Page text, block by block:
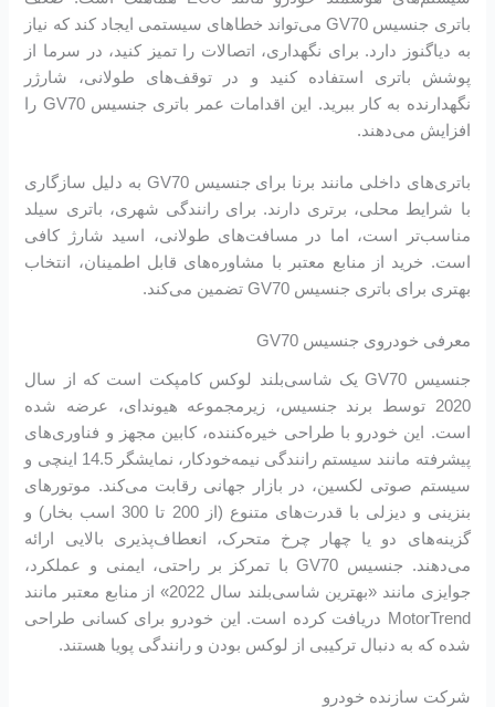
باتری جنسیس GV70 می‌تواند خطاهای سیستمی ایجاد کند که نیاز
به دیاگنوز دارد. برای نگهداری، اتصالات را تمیز کنید، در سرما از
پوشش باتری استفاده کنید و در توقف‌های طولانی، شارژر
نگهدارنده به کار ببرید. این اقدامات عمر باتری جنسیس GV70 را
افزایش می‌دهند.
باتری‌های داخلی مانند برنا برای جنسیس GV70 به دلیل سازگاری
با شرایط محلی، برتری دارند. برای رانندگی شهری، باتری سیلد
مناسب‌تر است، اما در مسافت‌های طولانی، اسید شارژ کافی
است. خرید از منابع معتبر با مشاوره‌های قابل اطمینان، انتخاب
بهتری برای باتری جنسیس GV70 تضمین می‌کند.
معرفی خودروی جنسیس GV70
جنسیس GV70 یک شاسی‌بلند لوکس کامپکت است که از سال
2020 توسط برند جنسیس، زیرمجموعه هیوندای، عرضه شده
است. این خودرو با طراحی خیره‌کننده، کابین مجهز و فناوری‌های
پیشرفته مانند سیستم رانندگی نیمه‌خودکار، نمایشگر 14.5 اینچی و
سیستم صوتی لکسین، در بازار جهانی رقابت می‌کند. موتورهای
بنزینی و دیزلی با قدرت‌های متنوع (از 200 تا 300 اسب بخار) و
گزینه‌های دو یا چهار چرخ متحرک، انعطاف‌پذیری بالایی ارائه
می‌دهند. جنسیس GV70 با تمرکز بر راحتی، ایمنی و عملکرد،
جوایزی مانند «بهترین شاسی‌بلند سال 2022» از منابع معتبر مانند
MotorTrend دریافت کرده است. این خودرو برای کسانی طراحی
شده که به دنبال ترکیبی از لوکس بودن و رانندگی پویا هستند.
شرکت سازنده خودرو